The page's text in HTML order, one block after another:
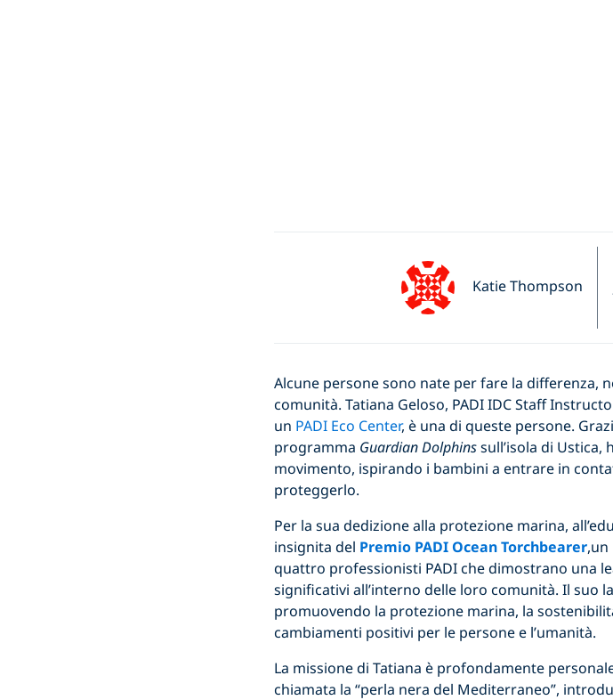
Katie Thompson
Alcune persone sono nate per fare la differenza,
comunità. Tatiana Geloso, PADI IDC Staff
un PADI Eco Center, è una di queste persone.
programma Guardian Dolphinssull’isola di
movimento, ispirando i bambini a entrare in
proteggerlo.
Per la sua dedizione alla protezione marina,
insignita del Premio PADI Ocean Torchbearer
quattro professionisti PADI che dimostrano una
significativi all’interno delle loro comunità. Il suo
promuovendo la protezione marina, la
cambiamenti positivi per le persone e l’umanità.
La missione di Tatiana è profondamente
chiamata la “perla nera del Mediterraneo”,